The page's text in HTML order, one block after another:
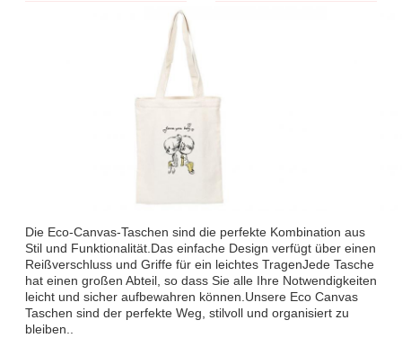
Die Eco-Canvas-Taschen sind die perfekte Kombination aus
Stil und Funktionalität.Das einfache Design verfügt über einen
Reißverschluss und Griffe für ein leichtes TragenJede Tasche
hat einen großen Abteil, so dass Sie alle Ihre Notwendigkeiten
leicht und sicher aufbewahren können.Unsere Eco Canvas
Taschen sind der perfekte Weg, stilvoll und organisiert zu
bleiben..